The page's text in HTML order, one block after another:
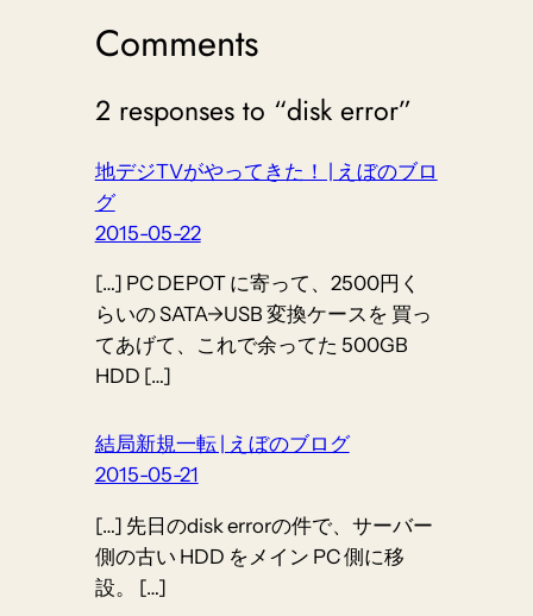
Comments
2 responses to “disk error”
地デジTVがやってきた！ | えぼのブロ
グ
2015-05-22
[…] PC DEPOT に寄って、2500円く
らいの SATA->USB 変換ケースを 買っ
てあげて、これで余ってた 500GB
HDD […]
結局新規一転 | えぼのブログ
2015-05-21
[…] 先日のdisk errorの件で、サーバー
側の古い HDD をメイン PC 側に移
設。 […]